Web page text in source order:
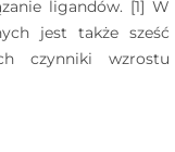
ligandów. [1] W
jest także sześć
czynniki wzrostu